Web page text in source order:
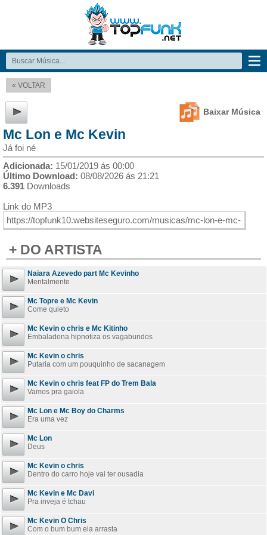
« VOLTAR
Baixar Música
Mc Lon e Mc Kevin
Já foi né
Adicionada: 15/01/2019 ás 00:00
Último Download: 08/08/2026 ás 21:21
6.391 Downloads
Link do MP3
+ DO ARTISTA
Naiara Azevedo part Mc Kevinho
Mentalmente
Mc Topre e Mc Kevin
Come quieto
Mc Kevin o chris e Mc Kitinho
Embaladona hipnotiza os vagabundos
Mc Kevin o chris
Putaria com um pouquinho de sacanagem
Mc Kevin o chris feat FP do Trem Bala
Vamos pra gaiola
Mc Lon e Mc Boy do Charms
Era uma vez
Mc Lon
Deus
Mc Kevin o chris
Dentro do carro hoje vai ter ousadia
Mc Kevin e Mc Davi
Pra inveja é tchau
Mc Kevin O Chris
Com o bum bum ela arrasta